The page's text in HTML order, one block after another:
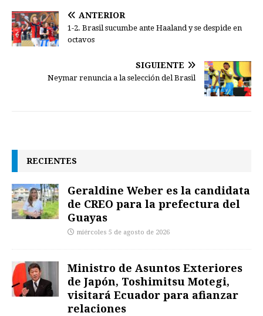
ANTERIOR
1-2. Brasil sucumbe ante Haaland y se despide en
octavos
SIGUIENTE
Neymar renuncia a la selección del Brasil
RECIENTES
Geraldine Weber es la candidata
de CREO para la prefectura del
Guayas
miércoles 5 de agosto de 2026
Ministro de Asuntos Exteriores
de Japón, Toshimitsu Motegi,
visitará Ecuador para afianzar
relaciones